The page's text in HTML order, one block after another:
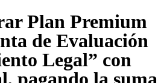
Plan Premium
de Evaluación
Legal” con
pagando la suma